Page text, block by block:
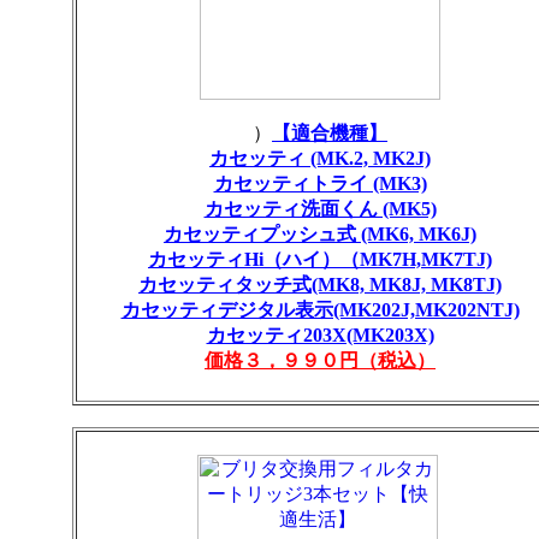
）
【適合機種】
カセッティ (MK.2, MK2J)
カセッティトライ (MK3)
カセッティ洗面くん (MK5)
カセッティプッシュ式 (MK6, MK6J)
カセッティHi（ハイ）（MK7H,MK7TJ)
カセッティタッチ式(MK8, MK8J, MK8TJ)
カセッティデジタル表示(MK202J,MK202NTJ)
カセッティ203X(MK203X)
価格３，９９０円（税込）